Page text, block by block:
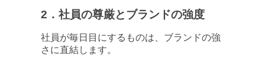
2．社員の尊厳とブランドの強度
社員が毎日目にするものは、ブランドの強
さに直結します。